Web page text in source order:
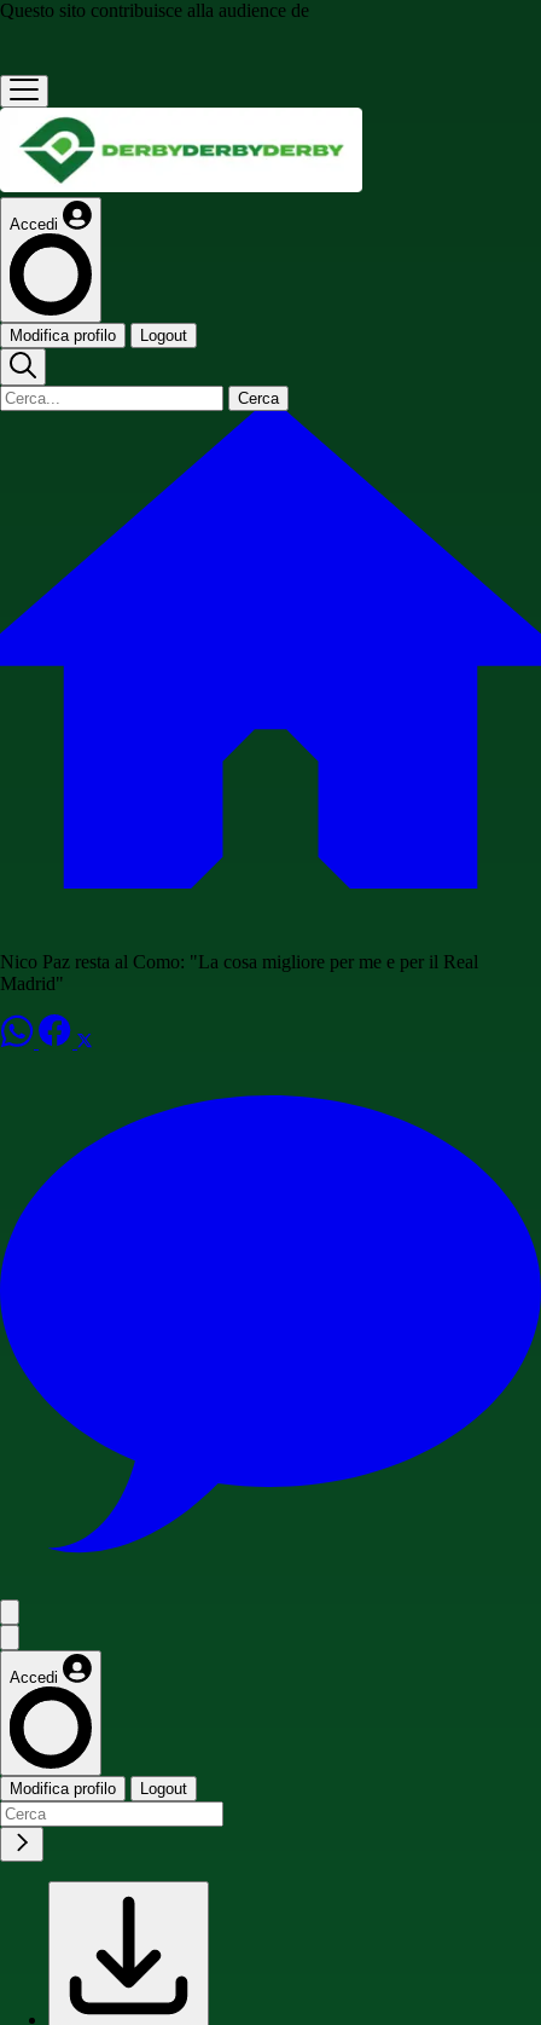
Questo sito contribuisce alla audience de
Accedi
Modifica profilo Logout
Cerca
Nico Paz resta al Como: "La cosa migliore per me e per il Real
Madrid"
Accedi
Modifica profilo Logout